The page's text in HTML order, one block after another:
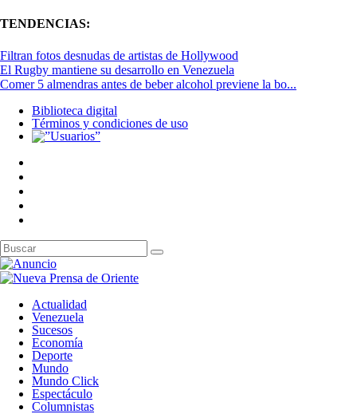
TENDENCIAS:
Filtran fotos desnudas de artistas de Hollywood
El Rugby mantiene su desarrollo en Venezuela
Comer 5 almendras antes de beber alcohol previene la bo...
Biblioteca digital
Términos y condiciones de uso
Actualidad
Venezuela
Sucesos
Economía
Deporte
Mundo
Mundo Click
Espectáculo
Columnistas